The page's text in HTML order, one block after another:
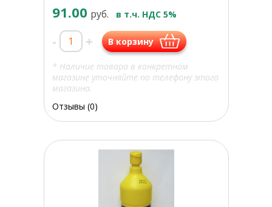
91.00 руб. в т.ч. НДС 5%
- + В корзину
* Наличие товара в конкретном
магазине уточняйте по телефону этого
магазина.
Отзывы (0)